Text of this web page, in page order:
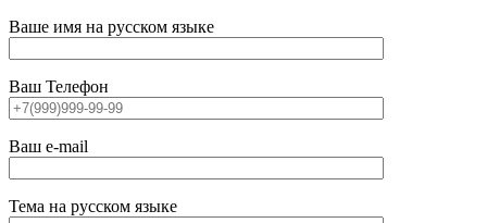
Ваше имя на русском языке
Ваш Телефон
Ваш e-mail
Тема на русском языке